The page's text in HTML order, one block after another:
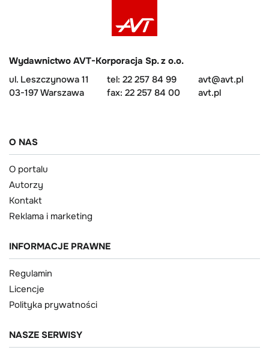
Wydawnictwo AVT-Korporacja Sp. z o.o.
ul. Leszczynowa 11
03-197 Warszawa
tel: 22 257 84 99
fax: 22 257 84 00
avt@avt.pl
avt.pl
O NAS
O portalu
Autorzy
Kontakt
Reklama i marketing
INFORMACJE PRAWNE
Regulamin
Licencje
Polityka prywatności
NASZE SERWISY